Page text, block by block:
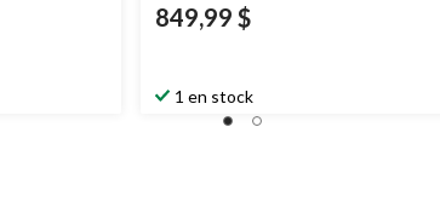
849,99 $
1 en stock